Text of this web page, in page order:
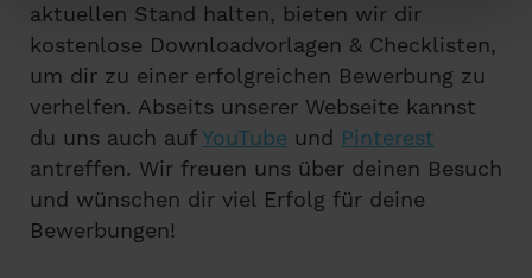
aktuellen Stand halten, bieten wir dir
kostenlose Downloadvorlagen & Checklisten,
um dir zu einer erfolgreichen Bewerbung zu
verhelfen. Abseits unserer Webseite kannst
du uns auch aufYouTube und Pinterest
antreffen. Wir freuen uns über deinen Besuch
und wünschen dir viel Erfolg für deine
Bewerbungen!